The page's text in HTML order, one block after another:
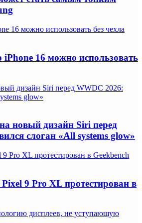
16 можно использовать без чехла
iPhone 16 можно использовать
дизайн Siri перед WWDC 2026:
glow»
новый дизайн Siri перед
слоган «All systems glow»
Pro XL протестирован в Geekbench
9 Pro XL протестирован в
дисплеев, не уступающую